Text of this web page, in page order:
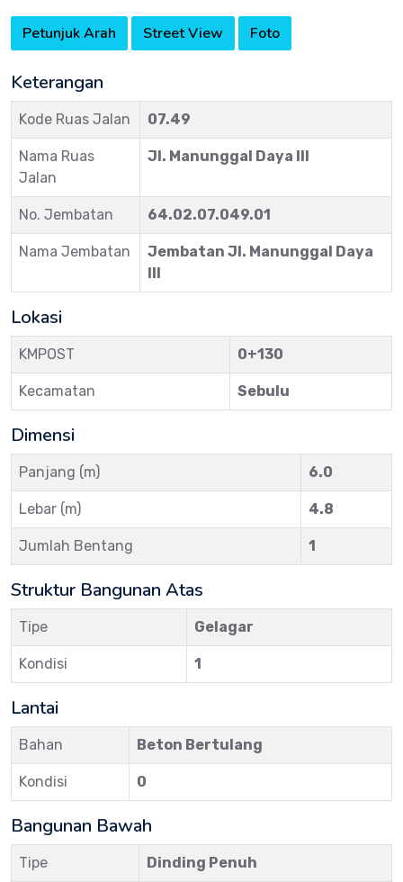
Petunjuk Arah Street View Foto
Keterangan
Kode Ruas Jalan 07.49
Nama Ruas
Jalan
Jl. Manunggal Daya III
No. Jembatan 64.02.07.049.01
Nama Jembatan
Jembatan Jl. Manunggal Daya
III
Lokasi
KMPOST 0+130
Kecamatan Sebulu
Dimensi
Panjang (m) 6.0
Lebar (m) 4.8
Jumlah Bentang 1
Struktur Bangunan Atas
Tipe Gelagar
Kondisi 1
Lantai
Bahan Beton Bertulang
Kondisi 0
Bangunan Bawah
Tipe Dinding Penuh